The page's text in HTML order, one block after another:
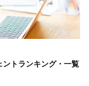
トランキング・一覧